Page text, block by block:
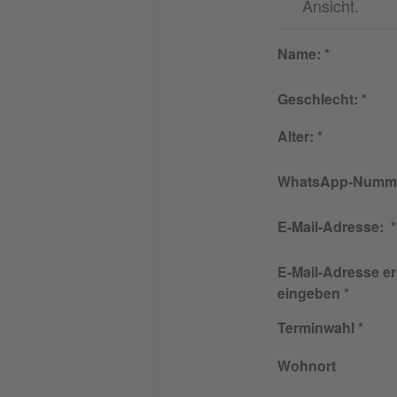
Ansicht.
Name:
Geschlecht:
Alter:
WhatsApp-
E-Mail-Adresse:
E-Mail-Adresse
eingeben
Terminwahl
Wohnort